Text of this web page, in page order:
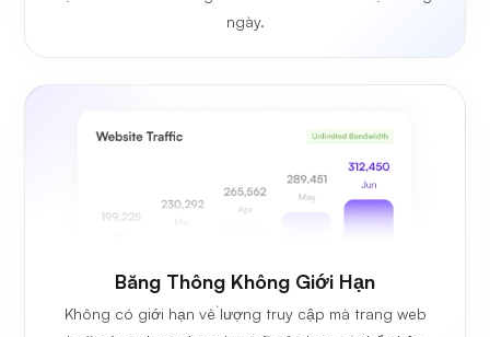
ngày.
Băng Thông Không Giới Hạn
Không có giới hạn về lượng truy cập mà trang web